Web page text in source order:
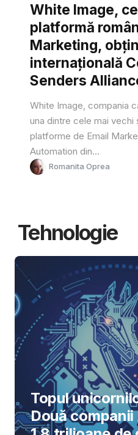
White Image,
platformă
Marketing,
internațională
Senders
White Image, compania
una dintre cele mai vechi
platforme de Email
Automation din...
Romanita Oprea
Tehnologie
Topul
Două